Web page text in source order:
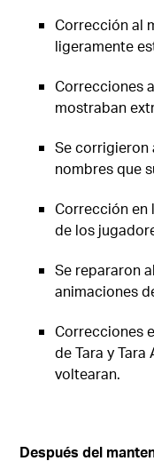
Corrección al
ligeramente
Correcciones
mostraban
Se corrigieron
nombres que
Corrección en
de los
Se repararon
animaciones
Correcciones
de Tara y
voltearan.
Después del